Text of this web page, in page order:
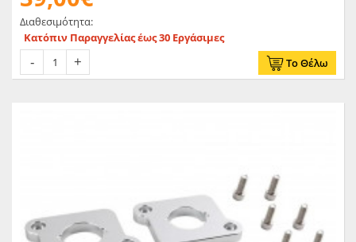
Διαθεσιμότητα:
Κατόπιν Παραγγελίας έως 30 Εργάσιμες
Το Θέλω